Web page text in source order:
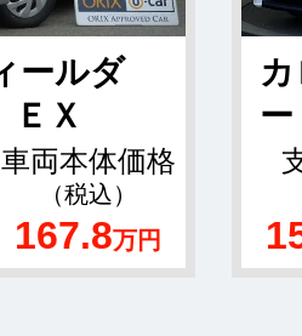
ールダ
Ｘ
車両本体価格
（税込）
167.8万円